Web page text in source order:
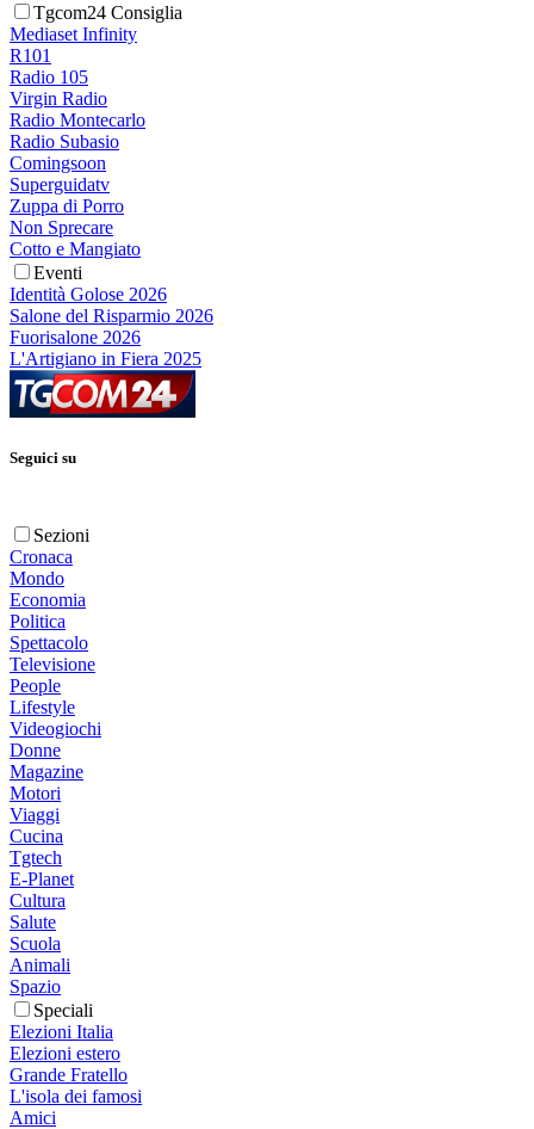
Tgcom24 Consiglia
Mediaset Infinity
R101
Radio 105
Virgin Radio
Radio Montecarlo
Radio Subasio
Comingsoon
Superguidatv
Zuppa di Porro
Non Sprecare
Cotto e Mangiato
Eventi
Identità Golose 2026
Salone del Risparmio 2026
Fuorisalone 2026
L'Artigiano in Fiera 2025
Seguici su
Sezioni
Cronaca
Mondo
Economia
Politica
Spettacolo
Televisione
People
Lifestyle
Videogiochi
Donne
Magazine
Motori
Viaggi
Cucina
Tgtech
E-Planet
Cultura
Salute
Scuola
Animali
Spazio
Speciali
Elezioni Italia
Elezioni estero
Grande Fratello
L'isola dei famosi
Amici